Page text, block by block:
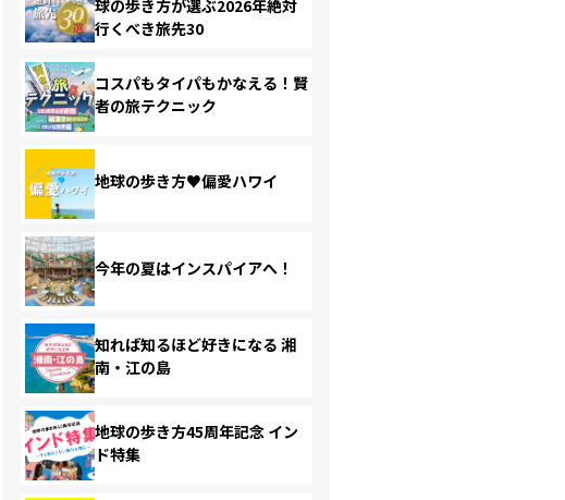
球の歩き方が選ぶ2026年絶対
行くべき旅先30
コスパもタイパもかなえる！賢
者の旅テクニック
地球の歩き方♥偏愛ハワイ
今年の夏はインスパイアへ！
知れば知るほど好きになる 湘
南・江の島
地球の歩き方45周年記念 イン
ド特集